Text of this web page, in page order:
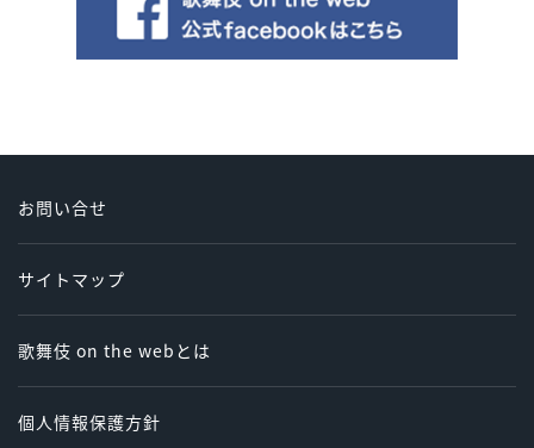
お問い合せ
サイトマップ
歌舞伎 on the webとは
個人情報保護方針